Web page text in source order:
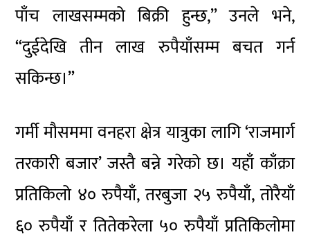
पाँच लाखसम्मको बिक्री हुन्छ,” उनले भने,
“दुईदेखि तीन लाख रुपैयाँसम्म बचत गर्न
सकिन्छ।”
गर्मी मौसममा वनहरा क्षेत्र यात्रुका लागि ‘राजमार्ग
तरकारी बजार’ जस्तै बन्ने गरेको छ। यहाँ काँक्रा
प्रतिकिलो ४० रुपैयाँ, तरबुजा २५ रुपैयाँ, तोरैयाँ
६० रुपैयाँ र तितेकरेला ५० रुपैयाँ प्रतिकिलोमा